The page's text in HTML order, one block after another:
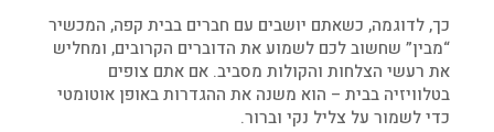
כך, לדוגמה, כשאתם יושבים עם חברים בבית קפה, המכשיר
“מבין” שחשוב לכם לשמוע את הדוברים הקרובים, ומחליש
את רעשי הצלחות והקולות מסביב. אם אתם צופים
בטלוויזיה בבית – הוא משנה את ההגדרות באופן אוטומטי
כדי לשמור על צליל נקי וברור.